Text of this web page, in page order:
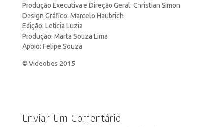
Produção Executiva e Direção Geral: Christian Simon
Design Gráfico: Marcelo Haubrich
Edição: Letícia Luzia
Produção: Marta Souza Lima
Apoio: Felipe Souza
© Videobes 2015
Enviar Um Comentário